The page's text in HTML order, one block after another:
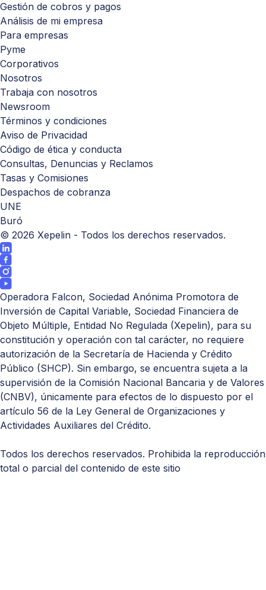
Gestión de cobros y pagos
Análisis de mi empresa
Para empresas
Pyme
Corporativos
Nosotros
Trabaja con nosotros
Newsroom
Términos y condiciones
Aviso de Privacidad
Código de ética y conducta
Consultas, Denuncias y Reclamos
Tasas y Comisiones
Despachos de cobranza
UNE
Buró
© 2026 Xepelin - Todos los derechos reservados.
Operadora Falcon, Sociedad Anónima Promotora de
Inversión de Capital Variable, Sociedad Financiera de
Objeto Múltiple, Entidad No Regulada (Xepelin), para su
constitución y operación con tal carácter, no requiere
autorización de la Secretaría de Hacienda y Crédito
Público (SHCP). Sin embargo, se encuentra sujeta a la
supervisión de la Comisión Nacional Bancaria y de Valores
(CNBV), únicamente para efectos de lo dispuesto por el
artículo 56 de la Ley General de Organizaciones y
Actividades Auxiliares del Crédito.
Todos los derechos reservados. Prohibida la reproducción
total o parcial del contenido de este sitio